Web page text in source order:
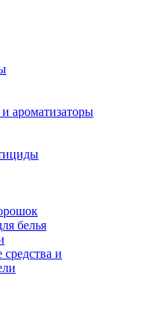
ароматизаторы
белья
и